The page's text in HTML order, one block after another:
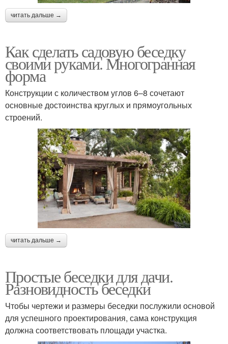
читать дальше →
Как сделать садовую беседку
своими руками. Многогранная
форма
Конструкции с количеством углов 6–8 сочетают
основные достоинства круглых и прямоугольных
строений.
читать дальше →
Простые беседки для дачи.
Разновидность беседки
Чтобы чертежи и размеры беседки послужили основой
для успешного проектирования, сама конструкция
должна соответствовать площади участка.